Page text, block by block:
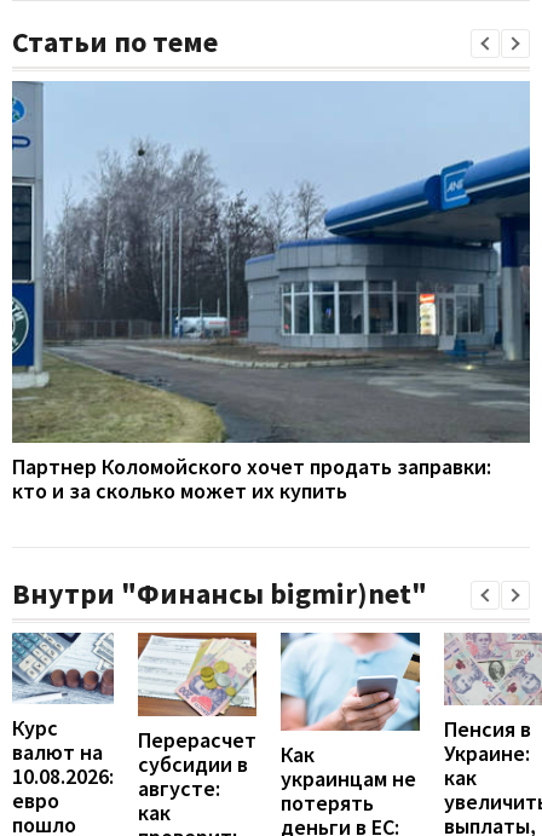
Статьи по теме
Партнер Коломойского хочет продать заправки:
кто и за сколько может их купить
Внутри "Финансы bigmir)net"
Курс
валют на
10.08.2026:
евро
пошло
Перерасчет
субсидии в
августе:
как
Как
украинцам не
потерять
деньги в ЕС:
Пенсия в
Украине:
как
выплаты,